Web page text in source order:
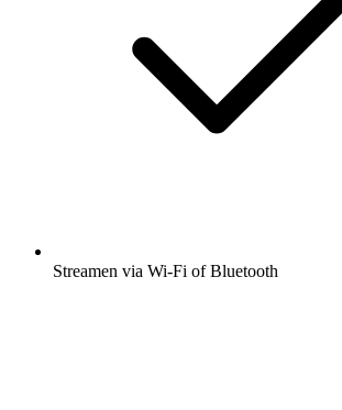
Streamen via Wi-Fi of Bluetooth